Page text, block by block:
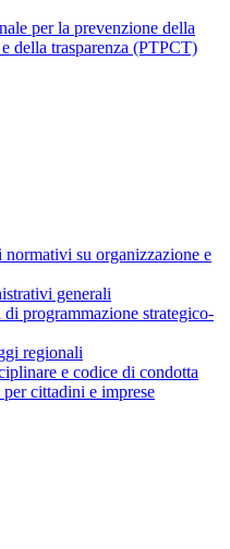
per la prevenzione della
della trasparenza (PTPCT)
su organizzazione e
generali
programmazione strategico-
regionali
e codice di condotta
cittadini e imprese